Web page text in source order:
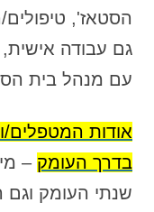
הסטאז',
גם עבודה
עם מנהל בית
אודות המטפלים/
בדרך העומק
שנתי העומק וגם